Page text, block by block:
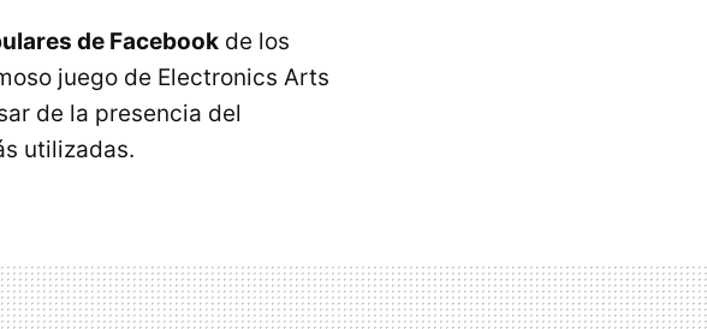
de Facebook de los
juego de Electronics Arts
de la presencia del
utilizadas.